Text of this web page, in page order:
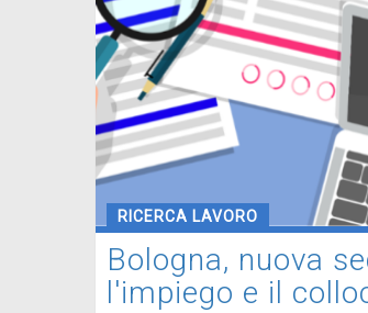
RICERCA LAVORO
Bologna, nuova
l'impiego e il